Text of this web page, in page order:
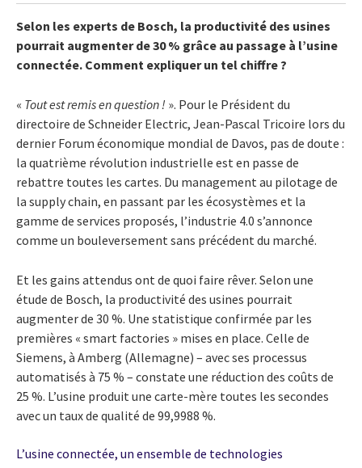
Selon les experts de Bosch, la productivité des usines
pourrait augmenter de 30 % grâce au passage à l’usine
connectée. Comment expliquer un tel chiffre ?
« Tout est remis en question ! ». Pour le Président du
directoire de Schneider Electric, Jean-Pascal Tricoire lors du
dernier Forum économique mondial de Davos, pas de doute :
la quatrième révolution industrielle est en passe de
rebattre toutes les cartes. Du management au pilotage de
la supply chain, en passant par les écosystèmes et la
gamme de services proposés, l’industrie 4.0 s’annonce
comme un bouleversement sans précédent du marché.
Et les gains attendus ont de quoi faire rêver. Selon une
étude de Bosch, la productivité des usines pourrait
augmenter de 30 %. Une statistique confirmée par les
premières « smart factories » mises en place. Celle de
Siemens, à Amberg (Allemagne) – avec ses processus
automatisés à 75 % – constate une réduction des coûts de
25 %. L’usine produit une carte-mère toutes les secondes
avec un taux de qualité de 99,9988 %.
L’usine connectée, un ensemble de technologies